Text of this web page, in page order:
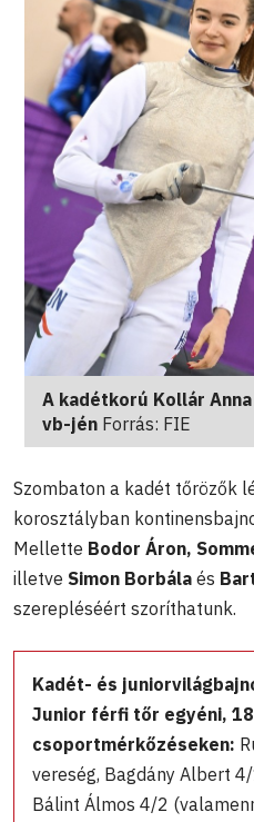
A kadétkorú Kollár
vb-jén Forrás: FIE
Szombaton a kadét tőrözők
korosztályban
Mellette Bodor Áron,
illetve Simon Borbála és
szerepléséért szoríthatunk.
Kadét- és
Junior férfi tőr egyéni,
csoportmérkőzéseken:
vereség, Bagdány Albert
Bálint Álmos 4/2